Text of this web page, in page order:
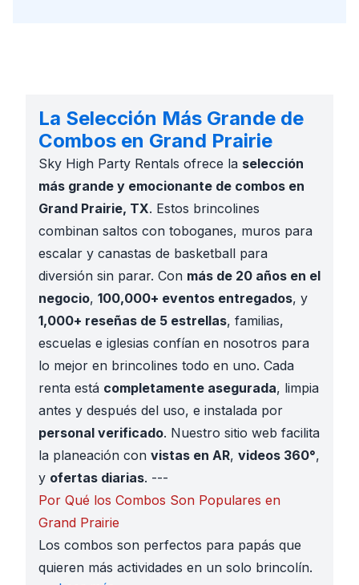
La Selección Más Grande de
Combos en Grand Prairie
Sky High Party Rentals ofrece la selección
más grande y emocionante de combos en
Grand Prairie, TX. Estos brincolines
combinan saltos con toboganes, muros para
escalar y canastas de basketball para
diversión sin parar. Con más de 20 años en el
negocio, 100,000+ eventos entregados, y
1,000+ reseñas de 5 estrellas, familias,
escuelas e iglesias confían en nosotros para
lo mejor en brincolines todo en uno. Cada
renta está completamente asegurada, limpia
antes y después del uso, e instalada por
personal verificado. Nuestro sitio web facilita
la planeación con vistas en AR, videos 360°,
y ofertas diarias. ---
Por Qué los Combos Son Populares en
Grand Prairie
Los combos son perfectos para papás que
quieren más actividades en un solo brincolín.